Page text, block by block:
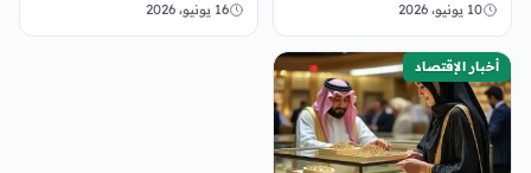
10 يونيو، 2026 16 يونيو، 2026
أخبار الإقتصاد